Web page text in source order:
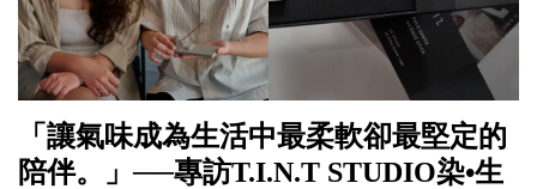
「讓氣味成為生活中最柔軟卻最堅定的
陪伴。」──專訪T.I.N.T STUDIO染•生